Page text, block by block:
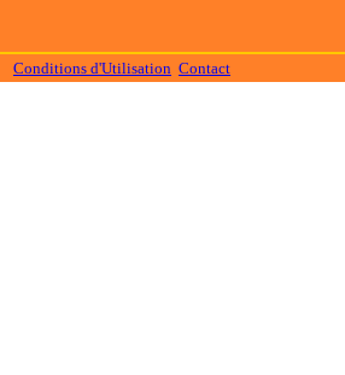
Conditions d'Utilisation Contact